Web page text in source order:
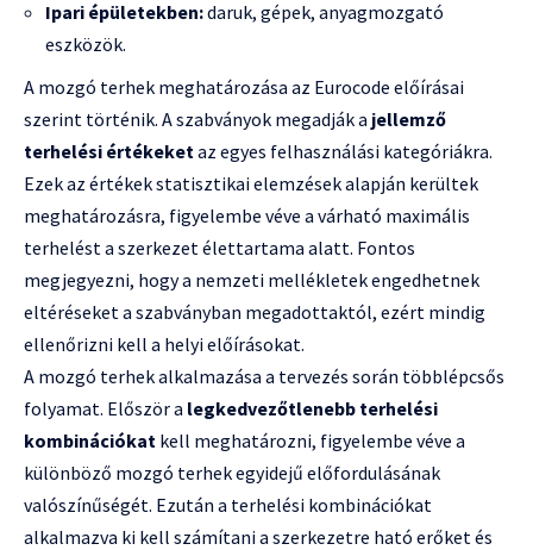
Ipari épületekben:daruk, gépek, anyagmozgató
eszközök.
A mozgó terhek meghatározása az Eurocode előírásai
szerint történik. A szabványok megadják a jellemző
terhelési értékeket az egyes felhasználási kategóriákra.
Ezek az értékek statisztikai elemzések alapján kerültek
meghatározásra, figyelembe véve a várható maximális
terhelést a szerkezet élettartama alatt. Fontos
megjegyezni, hogy a nemzeti mellékletek engedhetnek
eltéréseket a szabványban megadottaktól, ezért mindig
ellenőrizni kell a helyi előírásokat.
A mozgó terhek alkalmazása a tervezés során többlépcsős
folyamat. Először a legkedvezőtlenebb terhelési
kombinációkat kell meghatározni, figyelembe véve a
különböző mozgó terhek egyidejű előfordulásának
valószínűségét. Ezután a terhelési kombinációkat
alkalmazva ki kell számítani a szerkezetre ható erőket és